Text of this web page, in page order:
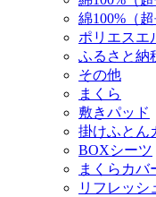
綿100%（
ポリエスエ
ふるさと納
その他
まくら
敷きパッド
掛けふとん
BOXシーツ
まくらカバ
リフレッシ